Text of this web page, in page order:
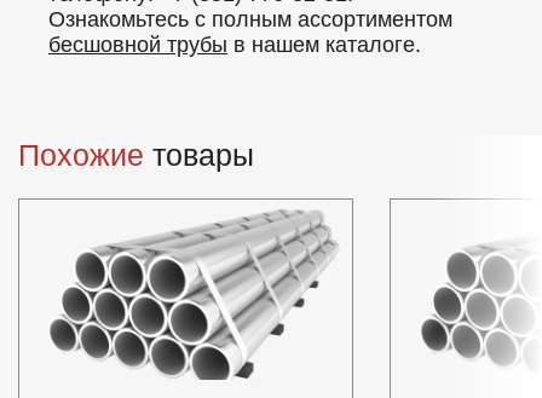
Ознакомьтесь с полным ассортиментом
бесшовной трубы в нашем каталоге.
Похожие товары